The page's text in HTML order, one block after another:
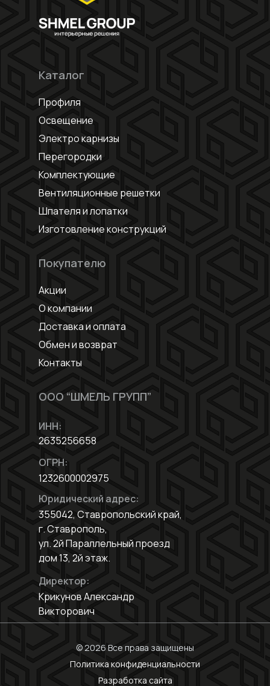
Каталог
Профиля
Освещение
Электро карнизы
Перегородки
Комплектующие
Вентиляционные решетки
Шпателя и лопатки
Покупателю
Акции
О компании
Доставка и оплата
Обмен и возврат
Контакты
ООО “ШМЕЛЬ ГРУПП”
2635256658
ИНН:
1232600002975
ОГРН:
Юридический адрес:
355042, Ставропольский край,
г. Ставрополь,
ул. 2й Параллельный проезд
дом 13, 2й этаж.
Директор:
Крикунов Александр
Викторович
© 2026 Все права защищены
Политика конфиденциальности
Разработка сайта
Изготовление конструкций